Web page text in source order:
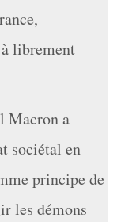
librement
Macron a
sociétal en
principe de
les démons